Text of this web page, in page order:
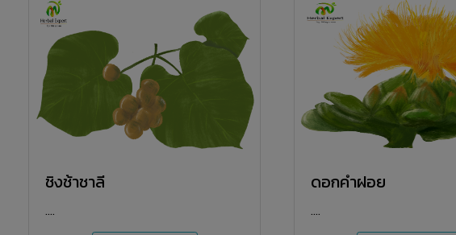
ชิงช้าชาลี
....
ดอกคำฝอย
....